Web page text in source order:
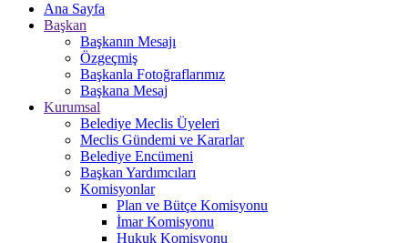
Ana Sayfa
Başkan
Başkanın Mesajı
Özgeçmiş
Başkanla Fotoğraflarımız
Başkana Mesaj
Kurumsal
Belediye Meclis Üyeleri
Meclis Gündemi ve Kararlar
Belediye Encümeni
Başkan Yardımcıları
Komisyonlar
Plan ve Bütçe Komisyonu
İmar Komisyonu
Hukuk Komisyonu